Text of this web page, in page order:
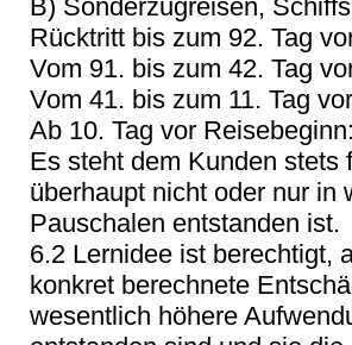
B) Sonderzugreisen,
Rücktritt bis zum 92. Tag
Vom 91. bis zum 42. Tag
Vom 41. bis zum 11. Tag
Ab 10. Tag vor
Es steht dem Kunden stets
überhaupt nicht oder nur in
Pauschalen entstanden ist.
6.2 Lernidee ist berechtigt,
konkret berechnete
wesentlich höhere